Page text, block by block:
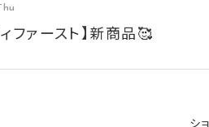
ファースト】新商品🥰
シ